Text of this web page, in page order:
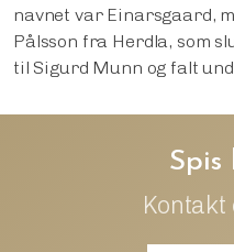
navnet var Einarsgaard,
Pålsson fra Herdla, som
til Sigurd Munn og falt
Spis